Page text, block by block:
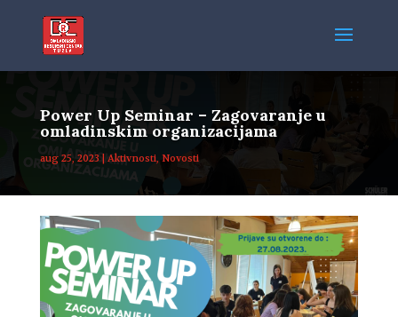
Power Up Seminar – Zagovaranje u
omladinskim organizacijama
aug 25, 2023| Aktivnosti, Novosti